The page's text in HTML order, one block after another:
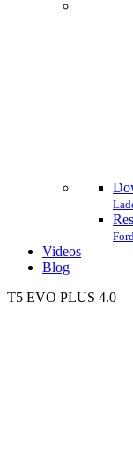
Videos
Blog
T5 EVO PLUS 4.0